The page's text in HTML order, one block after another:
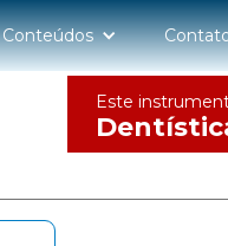
Conteúdos
Este